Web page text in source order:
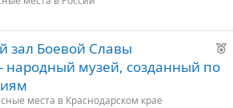
у
о
Р
зал Боевой Славы
народный музей, созданный по
места в Краснодарском крае